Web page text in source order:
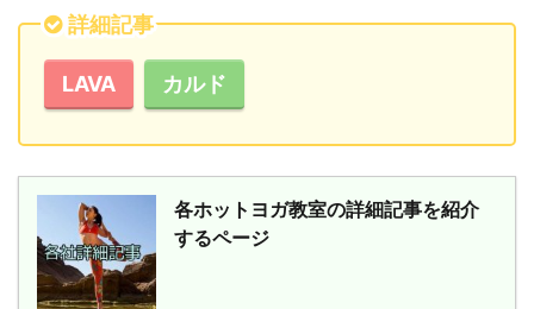
詳細記事
LAVA カルド
各ホットヨガ教室の詳細記事を紹介
するページ